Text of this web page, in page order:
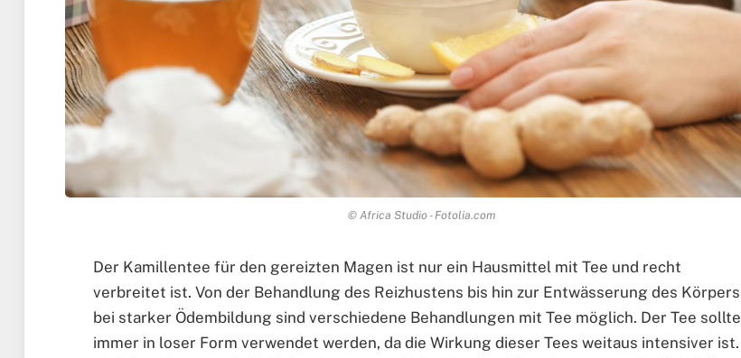
© Africa Studio - Fotolia.com
Der Kamillentee für den gereizten Magen ist nur ein Hausmittel mit Tee und recht
verbreitet ist. Von der Behandlung des Reizhustens bis hin zur Entwässerung des Körpers
bei starker Ödembildung sind verschiedene Behandlungen mit Tee möglich. Der Tee sollte
immer in loser Form verwendet werden, da die Wirkung dieser Tees weitaus intensiver ist.